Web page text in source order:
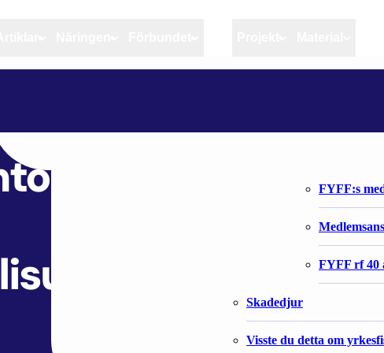
Artiklar Näringen
Riktlinjer för god praxis
Stöd till fiskerinäringen
Anvisningar
Fiskar och
Skadedjur
Visste du detta om
Förbundet
FYFF:s
FYFF rf 40
esityksensä